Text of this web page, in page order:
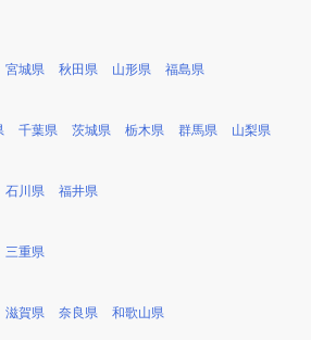
宮城県 秋田県 山形県 福島県
千葉県 茨城県 栃木県 群馬県 山梨県
石川県 福井県
三重県
滋賀県 奈良県 和歌山県